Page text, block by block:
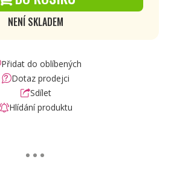
NENÍ SKLADEM
Přidat do oblíbených
Dotaz prodejci
Sdílet
Hlídání produktu